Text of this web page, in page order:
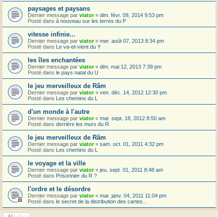
paysages et paysans
Dernier message par viator« dim. févr. 09, 2014 9:53 pm
Posté dans à nouveau sur les terres du P
vitesse infinie...
Dernier message par viator« mer. août 07, 2013 8:34 pm
Posté dans Le va-et-vient du Y
les îles enchantées
Dernier message par viator« dim. mai 12, 2013 7:39 pm
Posté dans le pays natal du U
le jeu merveilleux de Râm
Dernier message par viator« ven. déc. 14, 2012 12:30 pm
Posté dans Les chemins du L
d'un monde à l'autre
Dernier message par viator« mar. sept. 18, 2012 8:50 am
Posté dans derrière les murs du R
le jeu merveilleux de Râm
Dernier message par viator« sam. oct. 01, 2011 4:32 pm
Posté dans Les chemins du L
le voyage et la ville
Dernier message par viator« jeu. sept. 01, 2011 8:48 am
Posté dans Prisonnier du R ?
l'ordre et le désordre
Dernier message par viator« mar. janv. 04, 2011 11:04 pm
Posté dans le secret de la distribution des cartes...